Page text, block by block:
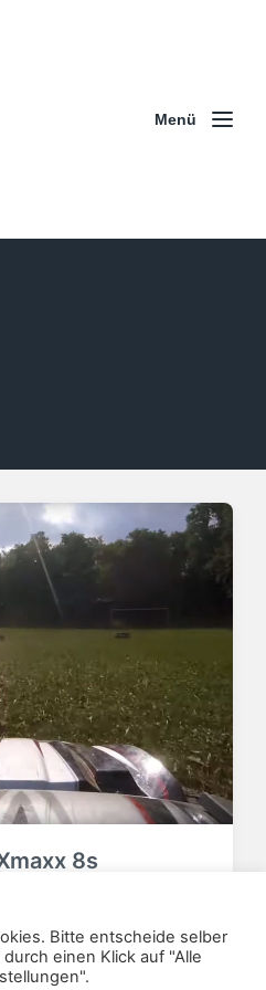
Menü
8s
Bitte entscheide selber
einen Klick auf "Alle